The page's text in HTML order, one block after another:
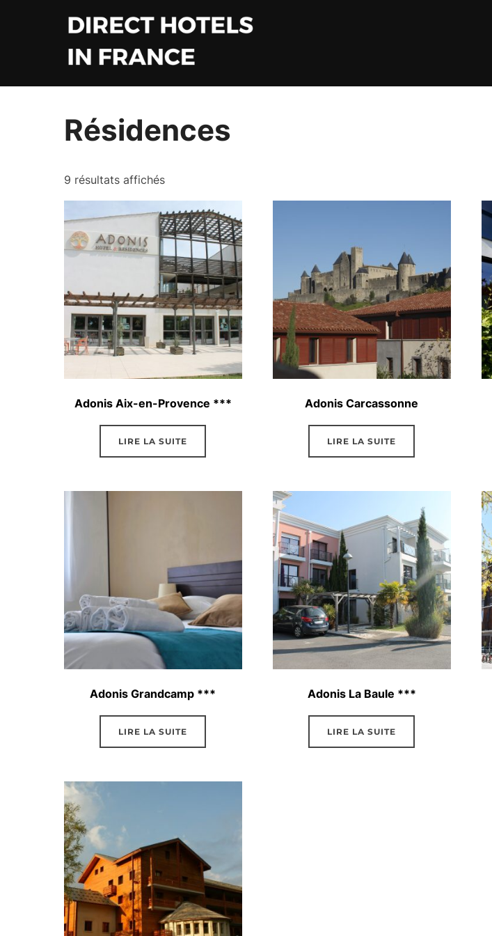
Résidences
9 résultats affichés
Adonis Aix-en-Provence ***
LIRE LA SUITE
Adonis Carcassonne
LIRE LA SUITE
Adonis Grandcamp ***
LIRE LA SUITE
Adonis La Baule ***
LIRE LA SUITE